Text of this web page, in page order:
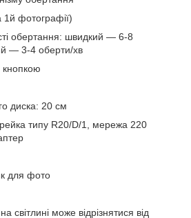
1й фотографії)
обертання: швидкий — 6-8
— 3-4 оберти/хв
кнопкою
диска: 20 см
типу R20/D/1, мережа 220
для фото
світлині може відрізнятися від